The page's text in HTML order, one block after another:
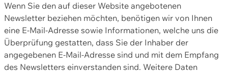
Wenn Sie den auf dieser Website angebotenen
Newsletter beziehen möchten, benötigen wir von Ihnen
eine E-Mail-Adresse sowie Informationen, welche uns die
Überprüfung gestatten, dass Sie der Inhaber der
angegebenen E-Mail-Adresse sind und mit dem Empfang
des Newsletters einverstanden sind. Weitere Daten